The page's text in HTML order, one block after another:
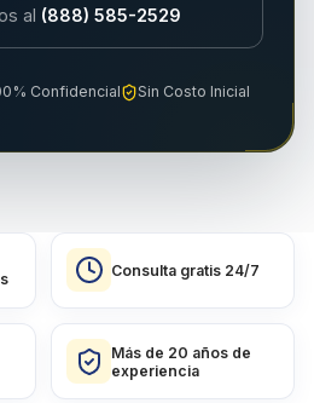
al (888) 585-2529
Confidencial Sin Costo Inicial
Consulta gratis 24/7
Más de 20 años de
experiencia